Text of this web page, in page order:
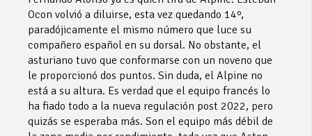
Ocon volvió a diluirse, esta vez quedando 14º,
paradójicamente el mismo número que luce su
compañero español en su dorsal. No obstante, el
asturiano tuvo que conformarse con un noveno que
le proporcionó dos puntos. Sin duda, el Alpine no
está a su altura. Es verdad que el equipo francés lo
ha fiado todo a la nueva regulación post 2022, pero
quizás se esperaba más. Son el equipo más débil de